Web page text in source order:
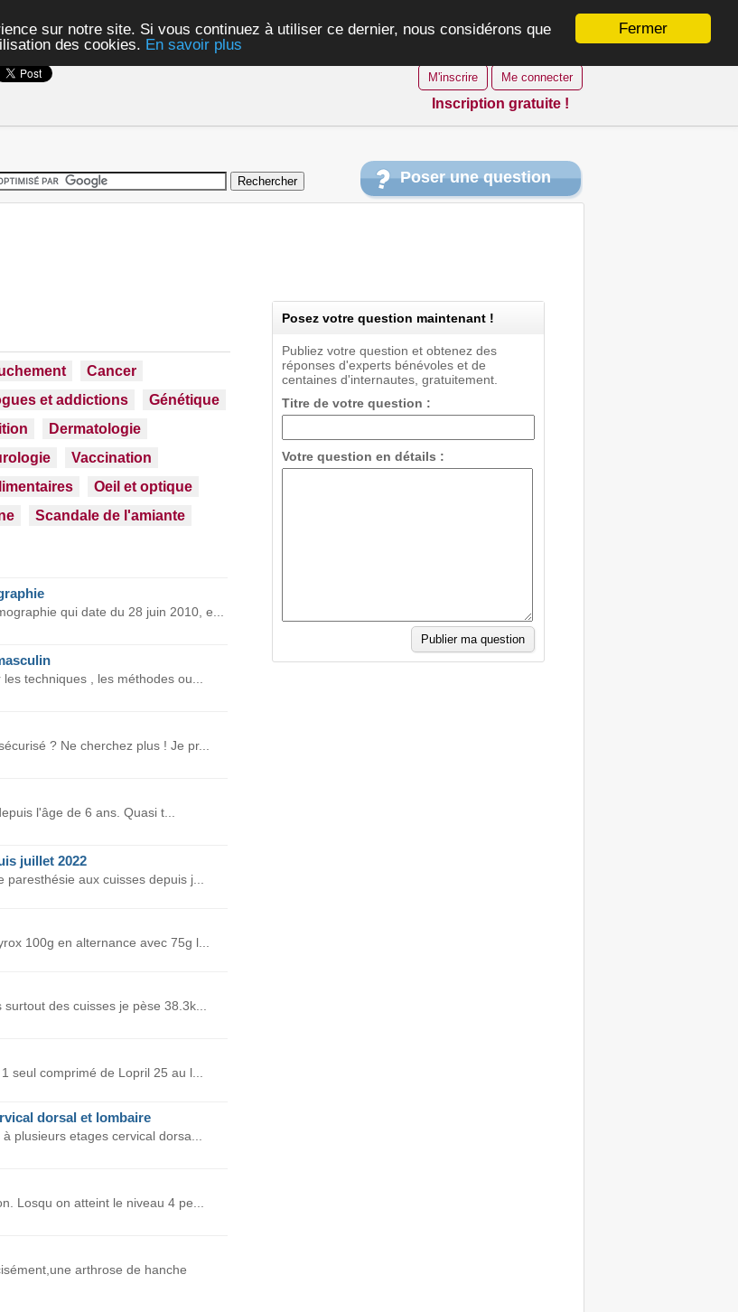
Fermer
sur notre site. Si vous continuez à utiliser ce dernier, nous considérons que
des cookies. En savoir plus
M'inscrire Me connecter
Inscription gratuite !
Poser une question
Cancer
et addictions
Génétique
Dermatologie
Vaccination
Oeil et optique
Scandale de l'amiante
qui date du 28 juin 2010, e...
techniques , les méthodes ou...
? Ne cherchez plus ! Je pr...
l'âge de 6 ans. Quasi t...
juillet 2022
aux cuisses depuis j...
100g en alternance avec 75g l...
des cuisses je pèse 38.3k...
seul comprimé de Lopril 25 au l...
dorsal et lombaire
plusieurs etages cervical dorsa...
Losqu on atteint le niveau 4 pe...
arthrose de hanche
Posez votre question maintenant !
Publiez votre question et obtenez des
réponses d'experts bénévoles et de
centaines d'internautes, gratuitement.
Titre de votre question :
Votre question en détails :